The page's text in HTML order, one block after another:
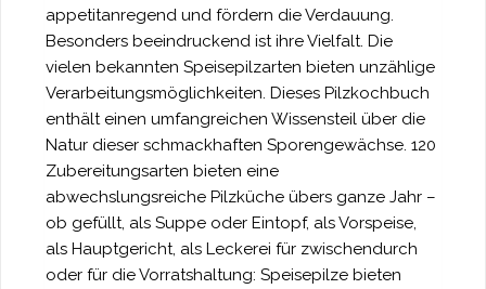
appetitanregend und fördern die Verdauung.
Besonders beeindruckend ist ihre Vielfalt. Die
vielen bekannten Speisepilzarten bieten unzählige
Verarbeitungsmöglichkeiten. Dieses Pilzkochbuch
enthält einen umfangreichen Wissensteil über die
Natur dieser schmackhaften Sporengewächse. 120
Zubereitungsarten bieten eine
abwechslungsreiche Pilzküche übers ganze Jahr –
ob gefüllt, als Suppe oder Eintopf, als Vorspeise,
als Hauptgericht, als Leckerei für zwischendurch
oder für die Vorratshaltung: Speisepilze bieten